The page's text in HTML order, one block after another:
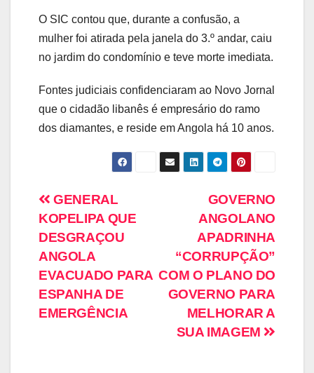
O SIC contou que, durante a confusão, a
mulher foi atirada pela janela do 3.º andar, caiu
no jardim do condomínio e teve morte imediata.
Fontes judiciais confidenciaram ao Novo Jornal
que o cidadão libanês é empresário do ramo
dos diamantes, e reside em Angola há 10 anos.
GOVERNO
ANGOLANO
APADRINHA
“CORRUPÇÃO”
COM O PLANO DO
GOVERNO PARA
MELHORAR A
SUA IMAGEM
GENERAL
KOPELIPA QUE
DESGRAÇOU
ANGOLA
EVACUADO PARA
ESPANHA DE
EMERGÊNCIA